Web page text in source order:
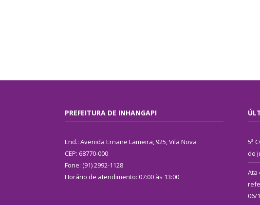
PREFEITURA DE INHANGAPI
End.: Avenida Ernane Lameira, 925, Vila Nova
CEP: 68770-000
Fone: (91) 2992-1128
Horário de atendimento: 07:00 às 13:00
5ª
de
Ata
06/